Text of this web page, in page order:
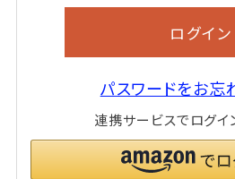
ログイン
パスワードをお忘
連携サービスでログイ